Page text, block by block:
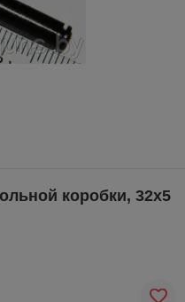
коробки, 32х5